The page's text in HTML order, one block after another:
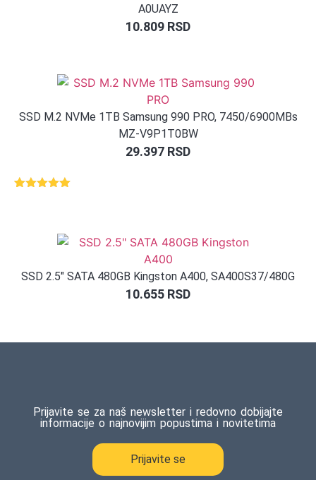
A0UAYZ
10.809 RSD
SSD M.2 NVMe 1TB Samsung 990 PRO, 7450/6900MBs
MZ-V9P1T0BW
29.397 RSD
SSD 2.5″ SATA 480GB Kingston A400, SA400S37/480G
10.655 RSD
Prijavite se za naš newsletter i redovno dobijajte
informacije o najnovijim popustima i novitetima
Prijavite se